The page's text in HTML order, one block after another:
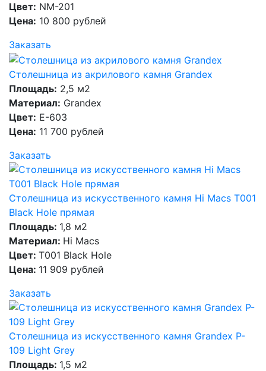
Цвет: NM-201
Цена: 10 800 рублей
Заказать
Столешница из акрилового камня Grandex
Площадь: 2,5 м2
Материал: Grandex
Цвет: E-603
Цена: 11 700 рублей
Заказать
Столешница из искусственного камня Hi Macs T001
Black Hole прямая
Площадь: 1,8 м2
Материал: Hi Macs
Цвет: T001 Black Hole
Цена: 11 909 рублей
Заказать
Столешница из искусственного камня Grandex P-
109 Light Grey
Площадь: 1,5 м2